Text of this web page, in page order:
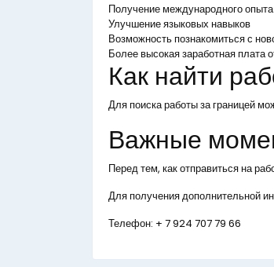
Получение международного опыта
Улучшение языковых навыков
Возможность познакомиться с
Более высокая заработная плата
Как найти
Для поиска работы за границей
Важные
Перед тем, как отправиться на
Для получения дополнительной
Телефон: + 7 924 707 79 66